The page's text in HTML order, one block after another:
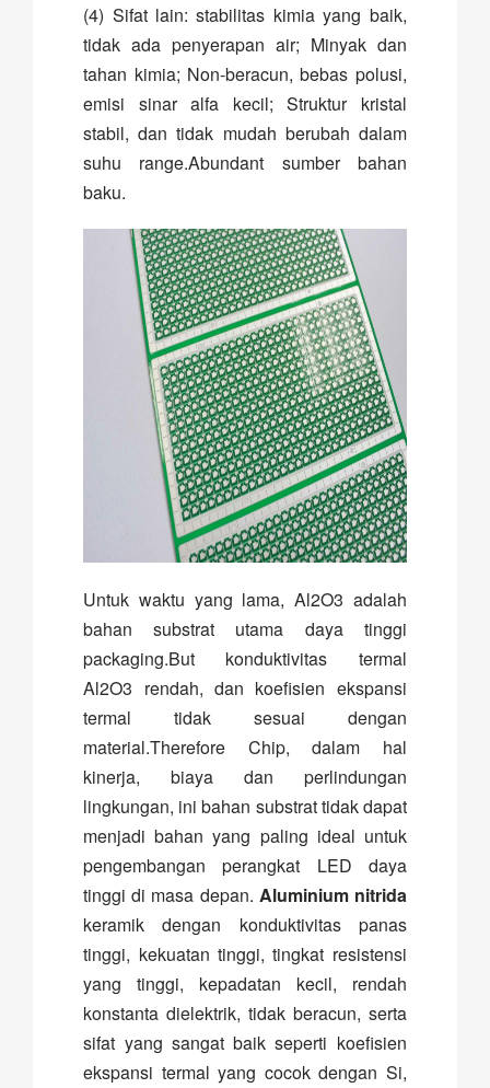
(4) Sifat lain: stabilitas kimia yang baik,
tidak ada penyerapan air; Minyak dan
tahan kimia; Non-beracun, bebas polusi,
emisi sinar alfa kecil; Struktur kristal
stabil, dan tidak mudah berubah dalam
suhu range.Abundant sumber bahan
baku.
Untuk waktu yang lama, Al2O3 adalah
bahan substrat utama daya tinggi
packaging.But konduktivitas termal
Al2O3 rendah, dan koefisien ekspansi
termal tidak sesuai dengan
material.Therefore Chip, dalam hal
kinerja, biaya dan perlindungan
lingkungan, ini bahan substrat tidak dapat
menjadi bahan yang paling ideal untuk
pengembangan perangkat LED daya
tinggi di masa depan. Aluminium nitrida
keramik dengan konduktivitas panas
tinggi, kekuatan tinggi, tingkat resistensi
yang tinggi, kepadatan kecil, rendah
konstanta dielektrik, tidak beracun, serta
sifat yang sangat baik seperti koefisien
ekspansi termal yang cocok dengan Si,